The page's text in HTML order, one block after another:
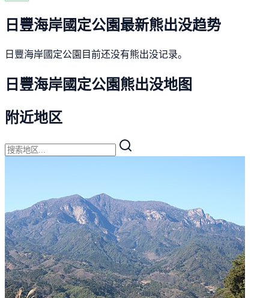
日豐海岸國定公園最新熊出没趋势
日豐海岸國定公園目前还没有熊出没记录。
日豐海岸國定公園熊出没地图
附近地区